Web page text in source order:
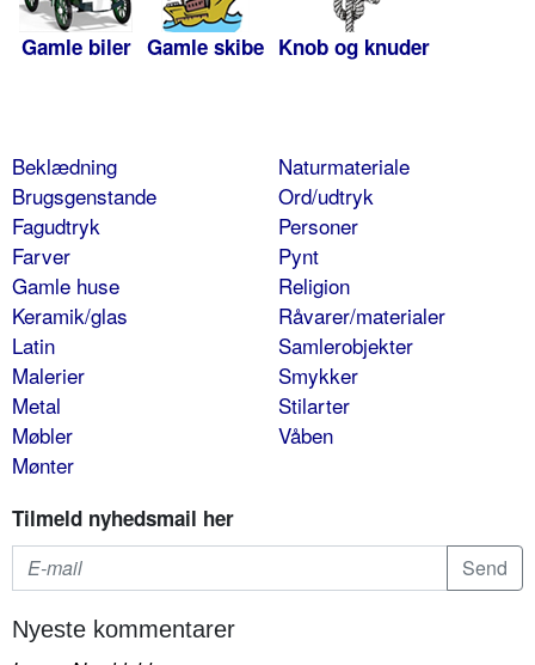
Gamle biler Gamle skibe Knob og knuder
Beklædning
Brugsgenstande
Fagudtryk
Farver
Gamle huse
Keramik/glas
Latin
Malerier
Metal
Møbler
Mønter
Naturmateriale
Ord/udtryk
Personer
Pynt
Religion
Råvarer/materialer
Samlerobjekter
Smykker
Stilarter
Våben
Tilmeld nyhedsmail her
Nyeste kommentarer